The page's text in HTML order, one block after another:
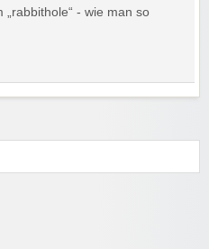
„rabbithole“ - wie man so